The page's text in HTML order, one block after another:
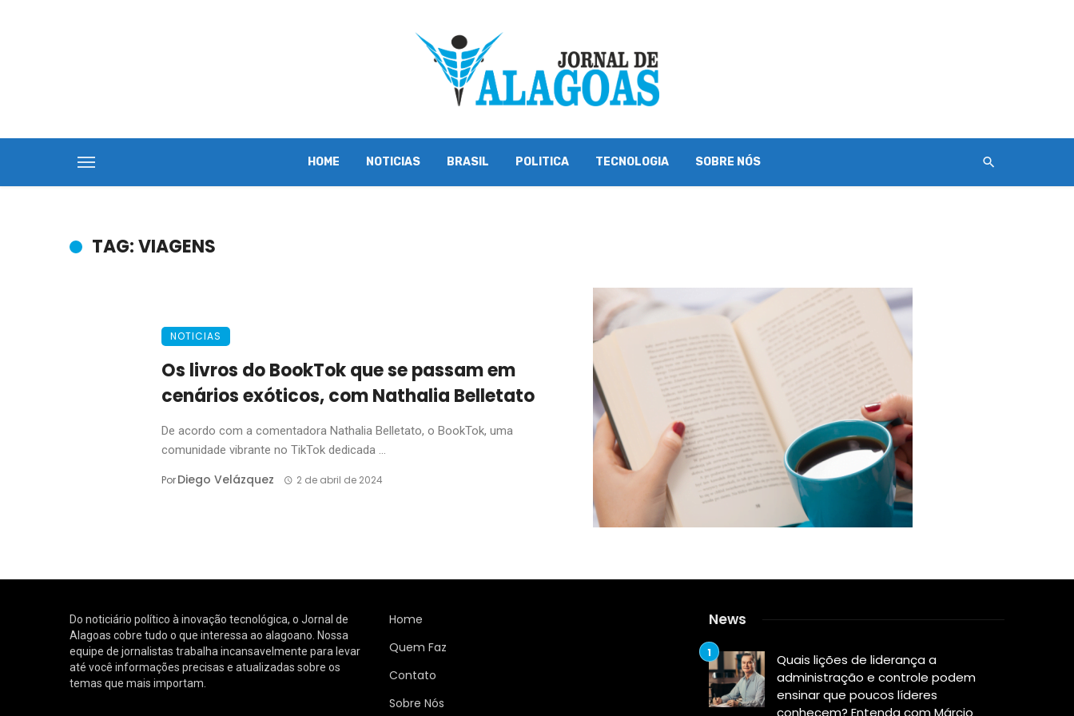
HOME NOTICIAS BRASIL POLITICA TECNOLOGIA SOBRE NÓS
TAG: VIAGENS
NOTICIAS
Os livros do BookTok que se passam em
cenários exóticos, com Nathalia Belletato
De acordo com a comentadora Nathalia Belletato, o BookTok, uma
comunidade vibrante no TikTok dedicada ...
PorDiego Velázquez 2 de abril de 2024
Do noticiário político à inovação tecnológica, o Jornal de
Alagoas cobre tudo o que interessa ao alagoano. Nossa
equipe de jornalistas trabalha incansavelmente para levar
até você informações precisas e atualizadas sobre os
temas que mais importam.
Home
Quem Faz
Contato
Sobre Nós
News
Quais lições de liderança a
administração e controle podem
ensinar que poucos líderes
conhecem? Entenda com Márcio